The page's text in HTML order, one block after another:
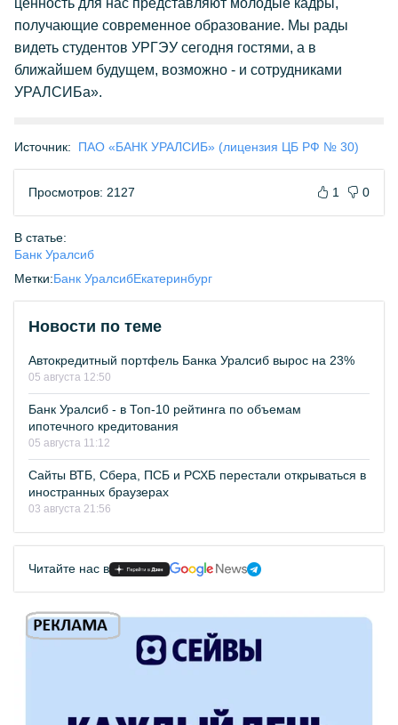
ценность для нас представляют молодые кадры,
получающие современное образование. Мы рады
видеть студентов УРГЭУ сегодня гостями, а в
ближайшем будущем, возможно - и сотрудниками
УРАЛСИБа».
Источник: ПАО «БАНК УРАЛСИБ» (лицензия ЦБ РФ № 30)
Просмотров: 2127 1 0
В статье:
Банк Уралсиб
Метки:Банк УралсибЕкатеринбург
Новости по теме
Автокредитный портфель Банка Уралсиб вырос на 23%
05 августа 12:50
Банк Уралсиб - в Топ-10 рейтинга по объемам
ипотечного кредитования
05 августа 11:12
Сайты ВТБ, Сбера, ПСБ и РСХБ перестали открываться в
иностранных браузерах
03 августа 21:56
Читайте нас в